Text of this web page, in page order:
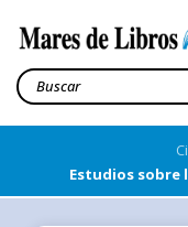
Estudios sobre